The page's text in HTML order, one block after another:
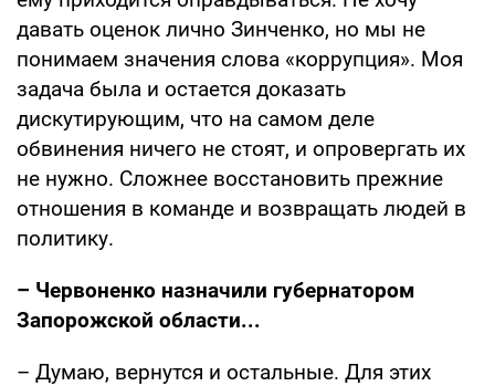
давать оценок лично Зинченко, но мы не
понимаем значения слова «коррупция». Моя
задача была и остается доказать
дискутирующим, что на самом деле
обвинения ничего не стоят, и опровергать их
не нужно. Сложнее восстановить прежние
отношения в команде и возвращать людей в
политику.
– Червоненко назначили губернатором
Запорожской области...
– Думаю, вернутся и остальные. Для этих